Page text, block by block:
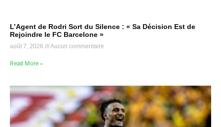
L’Agent de Rodri Sort du Silence : « Sa Décision Est de
Rejoindre le FC Barcelone »
août 7, 2026 Aucun commentaire
Read More »